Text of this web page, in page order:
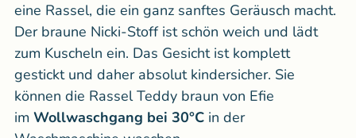
eine Rassel, die ein ganz sanftes Geräusch macht.
Der braune Nicki-Stoff ist schön weich und lädt
zum Kuscheln ein. Das Gesicht ist komplett
gestickt und daher absolut kindersicher. Sie
können die Rassel Teddy braun von Efie
im Wollwaschgang bei 30°C in der